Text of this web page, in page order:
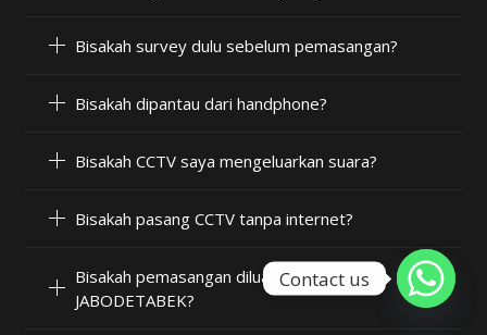
Bisakah survey dulu sebelum pemasangan?
Bisakah dipantau dari handphone?
Bisakah CCTV saya mengeluarkan suara?
Bisakah pasang CCTV tanpa internet?
Bisakah pemasangan diluar wilayah
JABODETABEK?
Contact us